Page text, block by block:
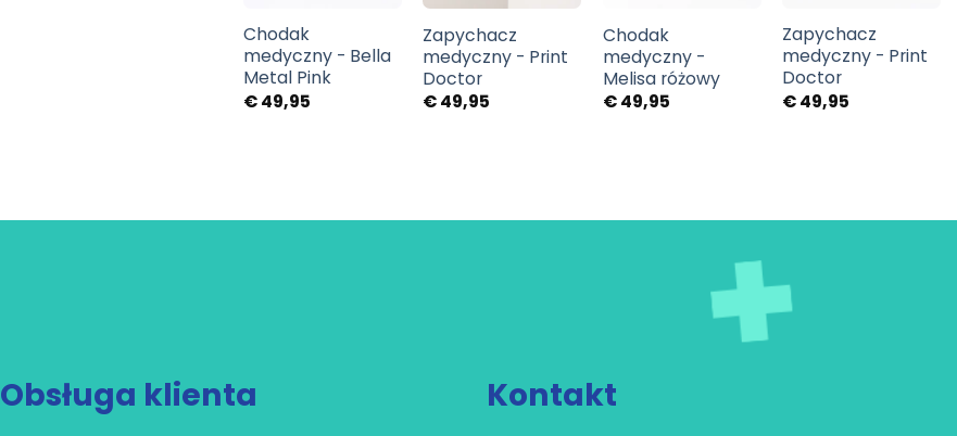
Chodak
medyczny - Bella
Metal Pink
€49,95
Zapychacz
medyczny - Print
Doctor
€49,95
Chodak
medyczny -
Melisa różowy
€49,95
Zapychacz
medyczny - Print
Doctor
€49,95
Obsługa klienta Kontakt